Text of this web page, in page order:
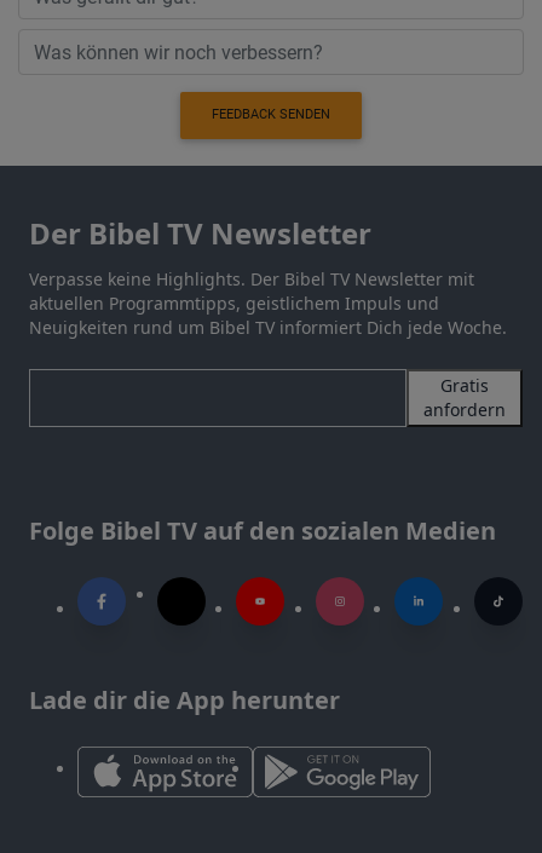
FEEDBACK SENDEN
Der Bibel TV Newsletter
Verpasse keine Highlights. Der Bibel TV Newsletter mit
aktuellen Programmtipps, geistlichem Impuls und
Neuigkeiten rund um Bibel TV informiert Dich jede Woche.
Gratis
anfordern
Folge Bibel TV auf den sozialen Medien
Lade dir die App herunter